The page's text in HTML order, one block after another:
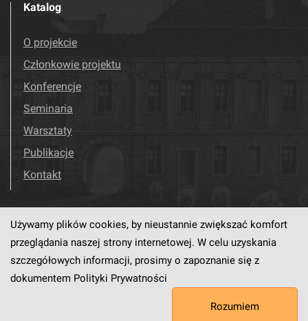
Katalog
O projekcie
Członkowie projektu
Konferencje
Seminaria
Warsztaty
Publikacje
Kontakt
Odwiedź nas! Facebook
Używamy plików cookies, by nieustannie zwiększać komfort
przeglądania naszej strony internetowej. W celu uzyskania
szczegółowych informacji, prosimy o zapoznanie się z
dokumentem Polityki Prywatności
Rozumiem